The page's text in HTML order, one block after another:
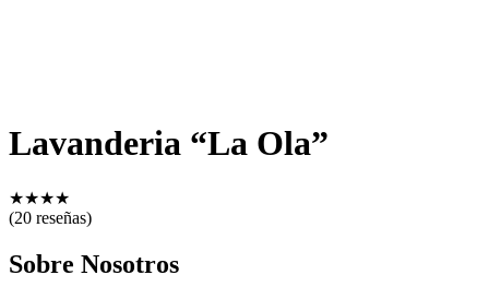
Lavanderia “La Ola”
★★★★
(20 reseñas)
Sobre Nosotros